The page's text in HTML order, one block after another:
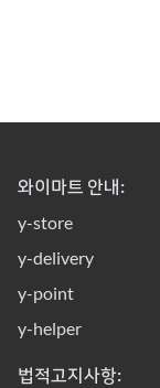
와이마트 안내:
y-store
y-delivery
y-point
y-helper
법적고지사항: